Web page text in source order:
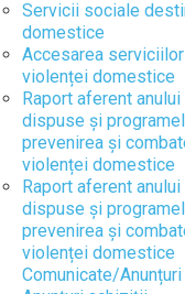
Servicii sociale
domestice
Accesarea
violenței domestice
Raport aferent
dispuse și
prevenirea și
violenței domestice
Raport aferent
dispuse și
prevenirea și
violenței domestice
Comunicate/Anunțuri